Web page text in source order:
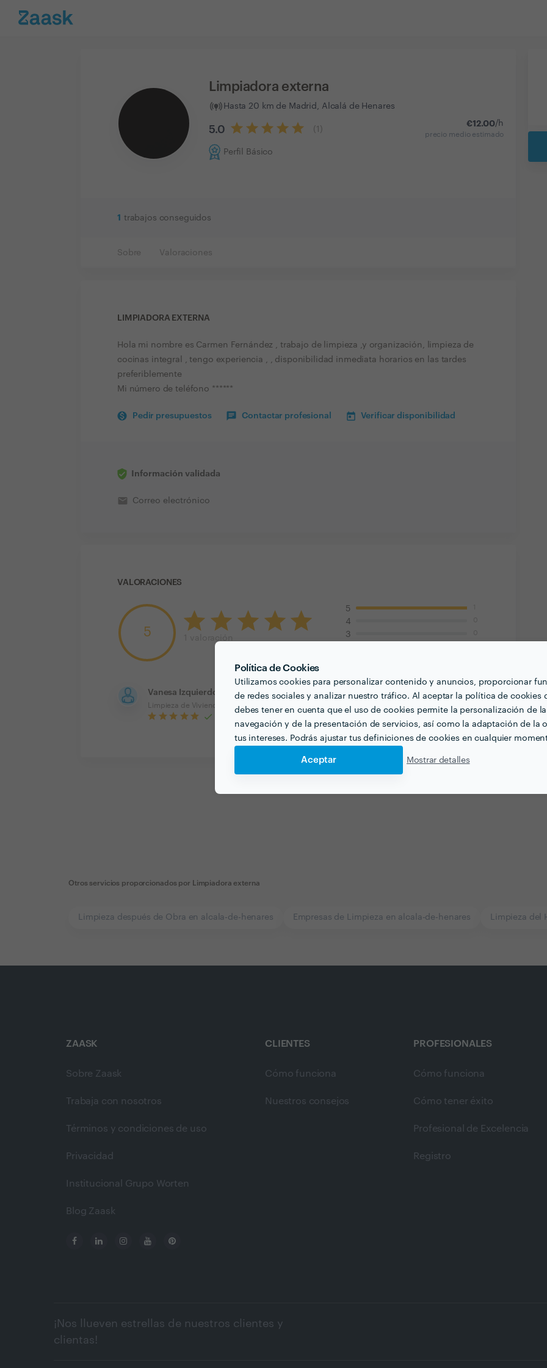
Política de Cookies
Utilizamos cookies para personalizar contenido y anuncios, proporcionar
de redes sociales y analizar nuestro tráfico. Al aceptar la política de cookies
debes tener en cuenta que el uso de cookies permite la personalización de la
navegación y de la presentación de servicios, así como la adaptación de la
tus intereses. Podrás ajustar tus definiciones de cookies en cualquier
Aceptar Mostrar detalles
Limpiadora externa
Hasta 20 km de Madrid, Alcalá de Henares
5.0 ( 1
Perfil Básico
€12.00/h
precio medio estimado
1 trabajos conseguidos
Sobre Valoraciones
LIMPIADORA EXTERNA
Hola mi nombre es Carmen Fernández , trabajo de limpieza ,y organización, limpieza de
cocinas integral , tengo experiencia , , disponibilidad inmediata horarios en las tardes
preferiblemente
Mi número de teléfono ******
Pedir presupuestos Contactar profesional Verificar disponibilidad
Información validada
email Correo electrónico
VALORACIONES
5
5
4
3
Vanesa Izquierdo
Limpieza de Vivienda (Ocasional)
21 dic. 2022
Otros servicios proporcionados por Limpiadora externa
Limpieza después de Obra en alcala-de-henares Empresas de Limpieza en alcala-de-henares Limpieza del
ZAASK
Sobre Zaask
Trabaja con nosotros
Términos y condiciones de uso
Privacidad
Institucional Grupo Worten
Blog Zaask
CLIENTES
Cómo funciona
Nuestros consejos
PROFESIONALES
Cómo funciona
Cómo tener éxito
Profesional de Excelencia
Registro
¡Nos llueven estrellas de nuestros clientes y
clientas!